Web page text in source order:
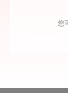
竞杯赛事，作
拉斯海马旅游
为未来旅游目
立，致力于完
质。为实现这
您